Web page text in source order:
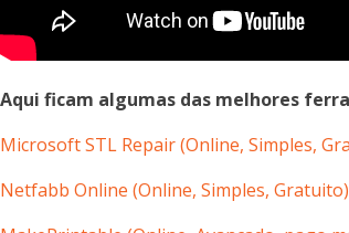
Aqui ficam algumas das melhores
Microsoft STL Repair (Online, Simples,
Netfabb Online (Online, Simples, Gratuito)